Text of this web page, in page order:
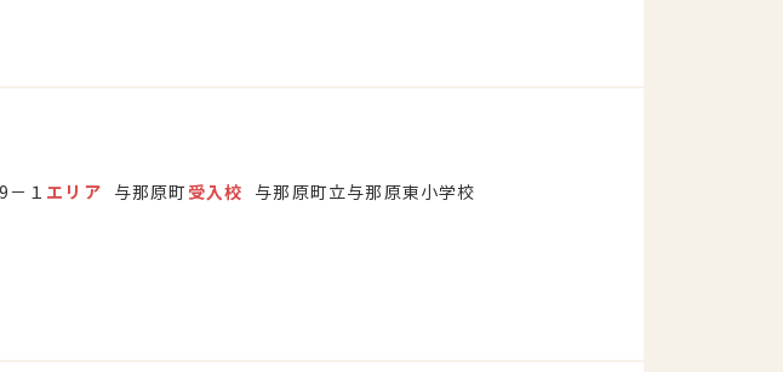
１ エリア 与那原町 受入校 与那原町立与那原東小学校